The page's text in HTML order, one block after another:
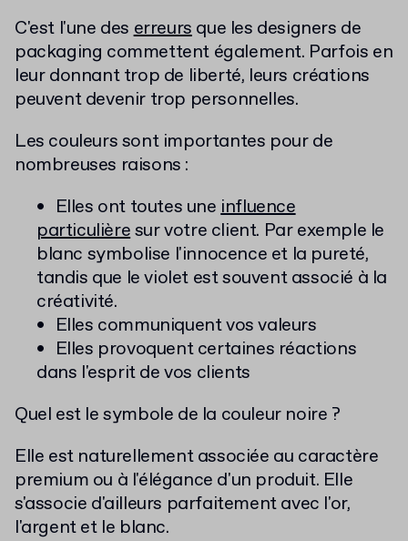
C'est l'une deserreursque les designers de
packaging commettent également. Parfois en
leur donnant trop de liberté, leurs créations
peuvent devenir trop personnelles.
Les couleurs sont importantes pour de
nombreuses raisons :
Elles ont toutes uneinfluence
particulièresur votre client. Par exemple le
blanc symbolise l'innocence et la pureté,
tandis que le violet est souvent associé à la
créativité.
Elles communiquent vos valeurs
Elles provoquent certaines réactions
dans l'esprit de vos clients
Quel est le symbole de la couleur noire ?
Elle est naturellement associée au caractère
premium ou à l'élégance d'un produit. Elle
s'associe d'ailleurs parfaitement avec l'or,
l'argent et le blanc.